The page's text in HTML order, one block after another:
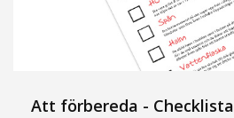
Att förbereda - Checklista